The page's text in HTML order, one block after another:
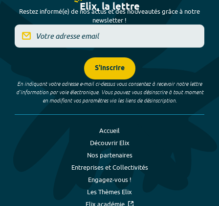
Elix, la lettre
Restez informé(e) de nos actus et des nouveautés grâce à notre
newsletter !
S'inscrire
En indiquant votre adresse e-mail ci-dessus vous consentez à recevoir notre lettre
d’information par voie électronique. Vous pouvez vous désinscrire à tout moment
en modifiant vos paramètres via les liens de désinscription.
Accueil
Découvrir Elix
Nos partenaires
Entreprises et Collectivités
Engagez-vous !
Les Thèmes Elix
Elix académie